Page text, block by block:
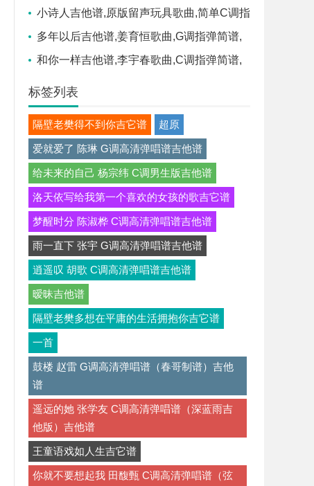
单C调指弹曲谱,高清六线乐谱
小诗人吉他谱,原版留声玩具歌曲,简单C调指
弹曲谱,高清六线乐谱
多年以后吉他谱,姜育恒歌曲,G调指弹简谱,
新手弹唱弹唱谱
和你一样吉他谱,李宇春歌曲,C调指弹简谱,
新手弹唱六线谱
标签列表
隔壁老樊得不到你吉它谱 超原
爱就爱了 陈琳 G调高清弹唱谱吉他谱
给未来的自己 杨宗纬 C调男生版吉他谱
洛天依写给我第一个喜欢的女孩的歌吉它谱
梦醒时分 陈淑桦 C调高清弹唱谱吉他谱
雨一直下 张宇 G调高清弹唱谱吉他谱
逍遥叹 胡歌 C调高清弹唱谱吉他谱
暧昧吉他谱
隔壁老樊多想在平庸的生活拥抱你吉它谱
一首
鼓楼 赵雷 G调高清弹唱谱（春哥制谱）吉他
谱
遥远的她 张学友 C调高清弹唱谱（深蓝雨吉
他版）吉他谱
王童语戏如人生吉它谱
你就不要想起我 田馥甄 C调高清弹唱谱（弦